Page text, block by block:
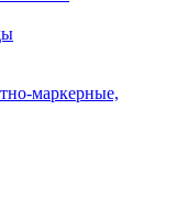
маркерные,